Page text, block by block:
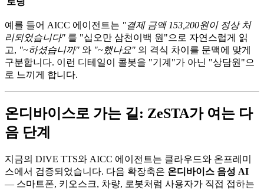
예를 들어 AICC 에이전트는 "결제 금액 153,200원이 정상 처
리되었습니다" 를 "십오만 삼천이백 원"으로 자연스럽게 읽
고, "~하셨습니까" 와 "~했나요" 의 격식 차이를 문맥에 맞게
구분합니다. 이런 디테일이 콜봇을 "기계"가 아닌 "상담원"으
로 느끼게 합니다.
온디바이스로 가는 길: ZeSTA가 여는 다
음 단계
지금의 DIVE TTS와 AICC 에이전트는 클라우드와 온프레미
스에서 검증되었습니다. 다음 확장축은 온디바이스 음성 AI
— 스마트폰, 키오스크, 차량, 로봇처럼 사용자가 직접 접하는